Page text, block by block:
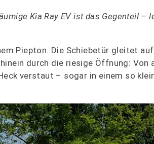
Kia Ray EV ist das Gegenteil –
Piepton. Die Schiebetür gleitet
durch die riesige Öffnung: Von
verstaut – sogar in einem so